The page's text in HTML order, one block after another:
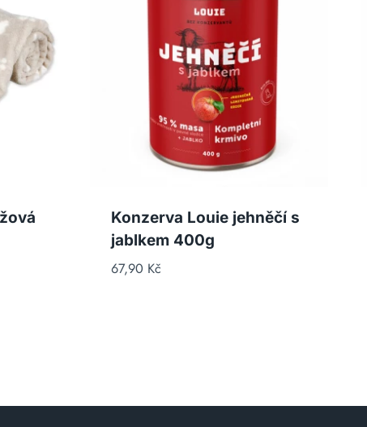
Konzerva Louie jehněčí s
jablkem 400g
67,90 Kč